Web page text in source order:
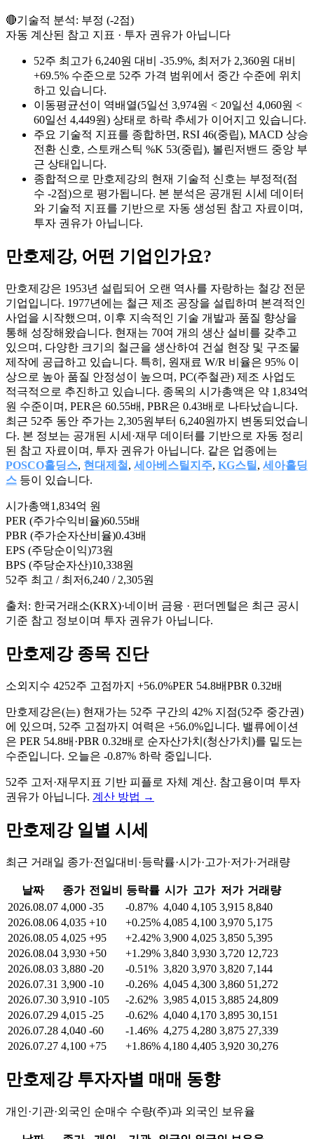
🔴기술적 분석: 부정 (-2점)
자동 계산된 참고 지표 · 투자 권유가 아닙니다
52주 최고가 6,240원 대비 -35.9%, 최저가 2,360원 대비
+69.5% 수준으로 52주 가격 범위에서 중간 수준에 위치
하고 있습니다.
이동평균선이 역배열(5일선 3,974원 < 20일선 4,060원 <
60일선 4,449원) 상태로 하락 추세가 이어지고 있습니다.
주요 기술적 지표를 종합하면, RSI 46(중립), MACD 상승
전환 신호, 스토캐스틱 %K 53(중립), 볼린저밴드 중앙 부
근 상태입니다.
종합적으로 만호제강의 현재 기술적 신호는 부정적(점
수 -2점)으로 평가됩니다. 본 분석은 공개된 시세 데이터
와 기술적 지표를 기반으로 자동 생성된 참고 자료이며,
투자 권유가 아닙니다.
만호제강, 어떤 기업인가요?
만호제강은 1953년 설립되어 오랜 역사를 자랑하는 철강 전문
기업입니다. 1977년에는 철근 제조 공장을 설립하며 본격적인
사업을 시작했으며, 이후 지속적인 기술 개발과 품질 향상을
통해 성장해왔습니다. 현재는 70여 개의 생산 설비를 갖추고
있으며, 다양한 크기의 철근을 생산하여 건설 현장 및 구조물
제작에 공급하고 있습니다. 특히, 원재료 W/R 비율은 95% 이
상으로 높아 품질 안정성이 높으며, PC(주철관) 제조 사업도
적극적으로 추진하고 있습니다. 종목의 시가총액은 약 1,834억
원 수준이며, PER은 60.55배, PBR은 0.43배로 나타났습니다.
최근 52주 동안 주가는 2,305원부터 6,240원까지 변동되었습니
다. 본 정보는 공개된 시세·재무 데이터를 기반으로 자동 정리
된 참고 자료이며, 투자 권유가 아닙니다. 같은 업종에는
POSCO홀딩스, 현대제철 , 세아베스틸지주, KG스틸 , 세아홀딩
스 등이 있습니다.
시가총액1,834억 원
PER (주가수익비율)60.55배
PBR (주가순자산비율)0.43배
EPS (주당순이익)73원
BPS (주당순자산)10,338원
52주 최고 / 최저6,240 / 2,305원
출처: 한국거래소(KRX)·네이버 금융 · 펀더멘털은 최근 공시
기준 참고 정보이며 투자 권유가 아닙니다.
만호제강 종목 진단
소외지수 4252주 고점까지 +56.0%PER 54.8배PBR 0.32배
만호제강은(는) 현재가는 52주 구간의 42% 지점(52주 중간권)
에 있으며, 52주 고점까지 여력은 +56.0%입니다. 밸류에이션
은 PER 54.8배·PBR 0.32배로 순자산가치(청산가치)를 밑도는
수준입니다. 오늘은 -0.87% 하락 중입니다.
52주 고저·재무지표 기반 피플로 자체 계산. 참고용이며 투자
권유가 아닙니다. 계산 방법 →
만호제강일별 시세
최근 거래일 종가·전일대비·등락률·시가·고가·저가·거래량
날짜 종가 전일비 등락률 시가 고가 저가 거래량
2026.08.07 4,000 -35 -0.87% 4,040 4,105 3,915 8,840
2026.08.06 4,035 +10 +0.25% 4,085 4,100 3,970 5,175
2026.08.05 4,025 +95 +2.42% 3,900 4,025 3,850 5,395
2026.08.04 3,930 +50 +1.29% 3,840 3,930 3,720 12,723
2026.08.03 3,880 -20 -0.51% 3,820 3,970 3,820 7,144
2026.07.31 3,900 -10 -0.26% 4,045 4,300 3,860 51,272
2026.07.30 3,910 -105 -2.62% 3,985 4,015 3,885 24,809
2026.07.29 4,015 -25 -0.62% 4,040 4,170 3,895 30,151
2026.07.28 4,040 -60 -1.46% 4,275 4,280 3,875 27,339
2026.07.27 4,100 +75 +1.86% 4,180 4,405 3,920 30,276
만호제강투자자별 매매 동향
개인·기관·외국인 순매수 수량(주)과 외국인 보유율